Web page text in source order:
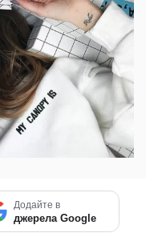
Додайте в
джерела Google